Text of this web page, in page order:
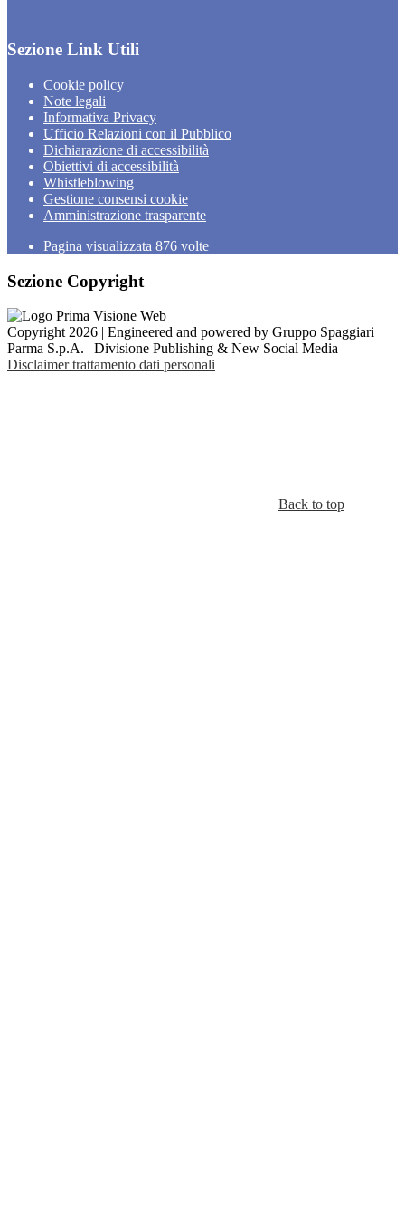
Sezione Link Utili
Cookie policy
Note legali
Informativa Privacy
Ufficio Relazioni con il Pubblico
Dichiarazione di accessibilità
Obiettivi di accessibilità
Whistleblowing
Gestione consensi cookie
Amministrazione trasparente
Pagina visualizzata 876 volte
Sezione Copyright
Copyright 2026 | Engineered and powered by Gruppo Spaggiari
Parma S.p.A. | Divisione Publishing & New Social Media
Disclaimer trattamento dati personali
Back to top